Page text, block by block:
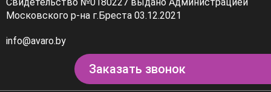
Свидетельство №0180227 выдано Администрацией
Московского р-на г.Бреста 03.12.2021
info@avaro.by
Заказать звонок